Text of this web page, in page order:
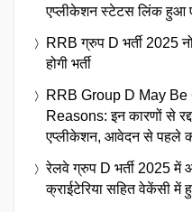
एप्लीकेशन स्टेटस लिंक हुआ
RRB ग्रुप D भर्ती 2025
होगी भर्ती
RRB Group D May
Reasons: इन कारणों से
एप्लीकेशन, आवेदन से पहले
रेलवे ग्रुप D भर्ती 2025 में
क्राईटेरिया सहित वेकेंसी में